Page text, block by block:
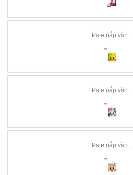
Pate nắp vặn...
Pate nắp vặn...
Pate nắp vặn...